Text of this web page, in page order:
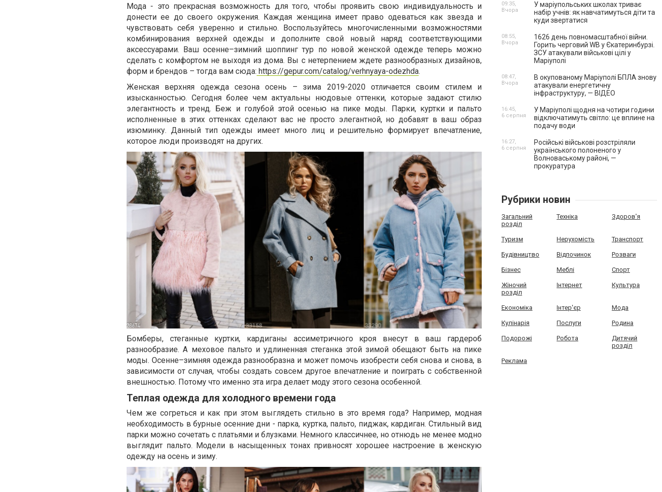
Мода - это прекрасная возможность для того, чтобы проявить свою индивидуальность и
донести ее до своего окружения. Каждая женщина имеет право одеваться как звезда и
чувствовать себя уверенно и стильно. Воспользуйтесь многочисленными возможностями
комбинирования верхней одежды и дополните свой новый наряд соответствующими
аксессуарами. Ваш осенне–зимний шоппинг тур по новой женской одежде теперь можно
сделать с комфортом не выходя из дома. Вы с нетерпением ждете разнообразных дизайнов,
форм и брендов – тогда вам сюда: https://gepur.com/catalog/verhnyaya-odezhda.
Женская верхняя одежда сезона осень – зима 2019-2020 отличается своим стилем и
изысканностью. Сегодня более чем актуальны нюдовые оттенки, которые задают стилю
элегантность и тренд. Беж и голубой этой осенью на пике моды. Парки, куртки и пальто
исполненные в этих оттенках сделают вас не просто элегантной, но добавят в ваш образ
изюминку. Данный тип одежды имеет много лиц и решительно формирует впечатление,
которое люди производят на других.
Бомберы, стеганные куртки, кардиганы ассиметричного кроя внесут в ваш гардероб
разнообразие. А меховое пальто и удлиненная стеганка этой зимой обещают быть на пике
моды. Осенне–зимняя одежда разнообразна и может помочь изобрести себя снова и снова, в
зависимости от случая, чтобы создать совсем другое впечатление и поиграть с собственной
внешностью. Потому что именно эта игра делает моду этого сезона особенной.
Теплая одежда для холодного времени года
Чем же согреться и как при этом выглядеть стильно в это время года? Например, модная
необходимость в бурные осенние дни - парка, куртка, пальто, пиджак, кардиган. Стильный вид
парки можно сочетать с платьями и блузками. Немного классичнее, но отнюдь не менее модно
выглядит пальто. Модели в насыщенных тонах привносят хорошее настроение в женскую
одежду на осень и зиму.
У маріупольських школах триває
набір учнів: як навчатимуться діти та
куди звертатися
09:35,
Вчора
1626 день повномасштабної війни.
Горить черговий WB у Єкатеринбурзі.
ЗСУ атакували військові цілі у
Маріуполі
08:55,
Вчора
В окупованому Маріуполі БПЛА знову
атакували енергетичну
інфраструктуру, — ВІДЕО
08:47,
Вчора
У Маріуполі щодня на чотири години
відключатимуть світло: це вплине на
подачу води
16:45,
6 серпня
Російські військові розстріляли
українського полоненого у
Волноваському районі, —
прокуратура
16:27,
6 серпня
Рубрики новин
Загальний
розділ
Техніка Здоров'я
Туризм Нерухомість Транспорт
Будівництво Відпочинок Розваги
Бізнес Меблі Спорт
Жіночий
розділ
Інтернет Культура
Економіка Інтер'єр Мода
Кулінарія Послуги Родина
Подорожі Робота
Дитячий
розділ
Реклама